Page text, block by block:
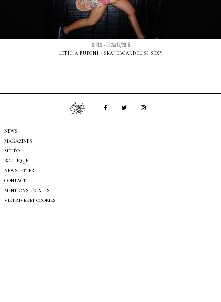
GIRLS - LE 24/12/2015
LETICIA BUFONI - SKATEBOARDEUSE SEXY
NEWS
MAGAZINES
MÉTÉO
BOUTIQUE
NEWSLETTER
CONTACT
MENTIONS LÉGALES
VIE PRIVÉE ET COOKIES